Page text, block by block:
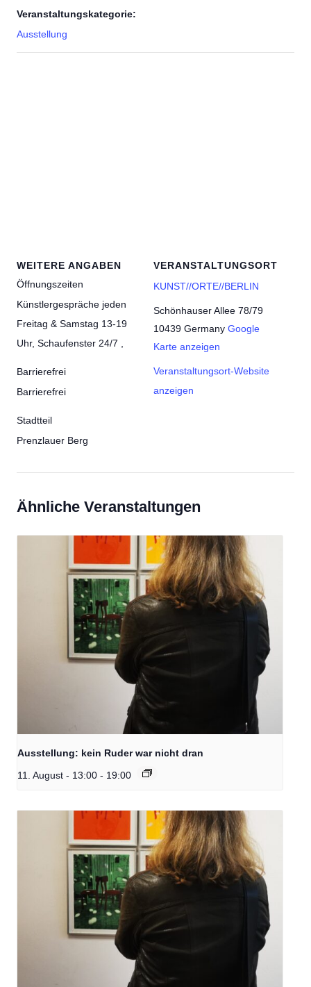
Veranstaltungskategorie:
Ausstellung
VERANSTALTUNGSORT
KUNST//ORTE//BERLIN
Schönhauser Allee 78/79
10439 Germany Google
Karte anzeigen
Veranstaltungsort-Website
anzeigen
WEITERE ANGABEN
Öffnungszeiten
Künstlergespräche jeden
Freitag & Samstag 13-19
Uhr, Schaufenster 24/7 ,
Barrierefrei
Barrierefrei
Stadtteil
Prenzlauer Berg
Ähnliche Veranstaltungen
Ausstellung: kein Ruder war nicht dran
11. August - 13:00 - 19:00